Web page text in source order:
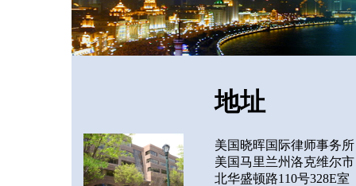
地址
美国晓晖国际律师事务所
美国马里兰州洛克维尔市
北华盛顿路110号328E室